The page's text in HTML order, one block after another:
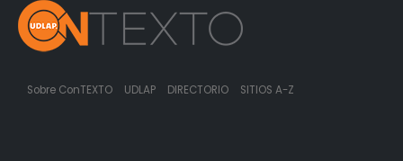
Sobre ConTEXTO UDLAP DIRECTORIO SITIOS A-Z